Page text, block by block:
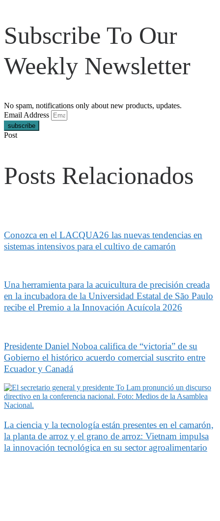
Subscribe To Our
Weekly Newsletter
No spam, notifications only about new products, updates.
Email Address
subscribe
Post
Posts Relacionados
Conozca en el LACQUA26 las nuevas tendencias en
sistemas intensivos para el cultivo de camarón
Una herramienta para la acuicultura de precisión creada
en la incubadora de la Universidad Estatal de São Paulo
recibe el Premio a la Innovación Acuícola 2026
Presidente Daniel Noboa califica de “victoria” de su
Gobierno el histórico acuerdo comercial suscrito entre
Ecuador y Canadá
La ciencia y la tecnología están presentes en el camarón,
la planta de arroz y el grano de arroz: Vietnam impulsa
la innovación tecnológica en su sector agroalimentario